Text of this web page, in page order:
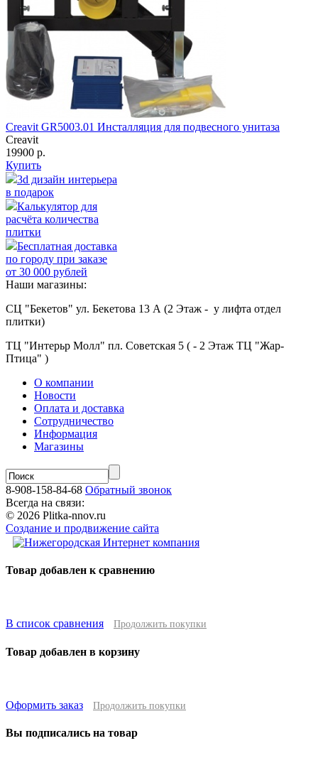
Creavit GR5003.01 Инсталляция для подвесного унитаза
Creavit
19900 р.
Купить
3d дизайн интерьера
в подарок
Калькулятор для
расчёта количества
плитки
Бесплатная доставка
по городу при заказе
от 30 000 рублей
Наши магазины:
СЦ "Бекетов" ул. Бекетова 13 А (2 Этаж - у лифта отдел
плитки)
ТЦ "Интерьр Молл" пл. Советская 5 ( - 2 Этаж ТЦ "Жар-
Птица" )
О компании
Новости
Оплата и доставка
Сотрудничество
Информация
Магазины
8-908-158-84-68 Обратный звонок
Всегда на связи:
© 2026 Plitka-nnov.ru
Создание и продвижение сайта
Товар добавлен к сравнению
В список сравнения Продолжить покупки
Товар добавлен в корзину
Оформить заказ Продолжить покупки
Вы подписались на товар